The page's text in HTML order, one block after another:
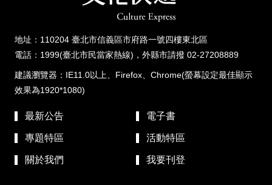
地址：110204 臺北市信義區市府路一號四樓東北區
電話：1999(臺北市民當家熱線)，外縣市請撥 02-27208889
建議瀏覽器：IE11.0以上、Firefox、Chrome(螢幕設定最佳顯示
效果為1920*1080)
最新公告 電子書
專題特區 活動特區
關於我們 我要刊登